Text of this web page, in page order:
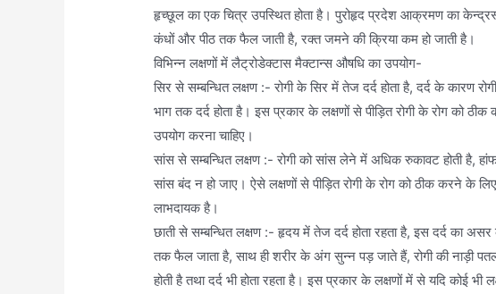
हृच्छूल का एक चित्र उपस्थित होता है। पुरोहृद प्रदेश आक्रमण का
कंधों और पीठ तक फैल जाती है, रक्त जमने की क्रिया कम हो जाती है।
विभिन्न लक्षणों में लैट्रोडेक्टास मैक्टान्स औषधि का उपयोग-
सिर से सम्बन्धित लक्षण :- रोगी के सिर में तेज दर्द होता है, दर्द के कारण
भाग तक दर्द होता है। इस प्रकार के लक्षणों से पीड़ित रोगी के रोग को
उपयोग करना चाहिए।
सांस से सम्बन्धित लक्षण :- रोगी को सांस लेने में अधिक रुकावट होती है,
सांस बंद न हो जाए। ऐसे लक्षणों से पीड़ित रोगी के रोग को ठीक करने के
लाभदायक है।
छाती से सम्बन्धित लक्षण :- हृदय में तेज दर्द होता रहता है, इस दर्द का
तक फैल जाता है, साथ ही शरीर के अंग सुन्न पड़ जाते हैं, रोगी की नाड़ी
होती है तथा दर्द भी होता रहता है। इस प्रकार के लक्षणों में से यदि कोई भी